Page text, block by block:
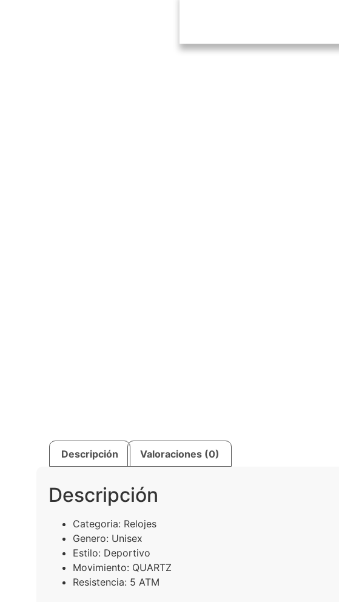
Descripción Valoraciones (0)
Descripción
Categoria: Relojes
Genero: Unisex
Estilo: Deportivo
Movimiento: QUARTZ
Resistencia: 5 ATM